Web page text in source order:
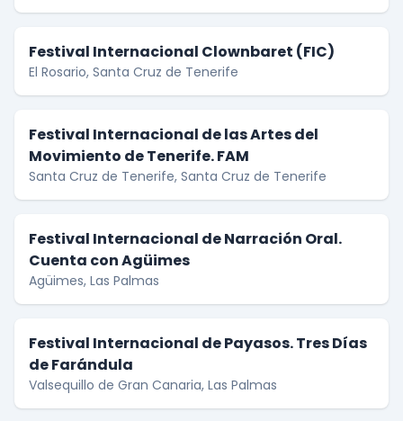
Festival Internacional Clownbaret (FIC)
El Rosario, Santa Cruz de Tenerife
Festival Internacional de las Artes del
Movimiento de Tenerife. FAM
Santa Cruz de Tenerife, Santa Cruz de Tenerife
Festival Internacional de Narración Oral.
Cuenta con Agüimes
Agüimes, Las Palmas
Festival Internacional de Payasos. Tres Días
de Farándula
Valsequillo de Gran Canaria, Las Palmas